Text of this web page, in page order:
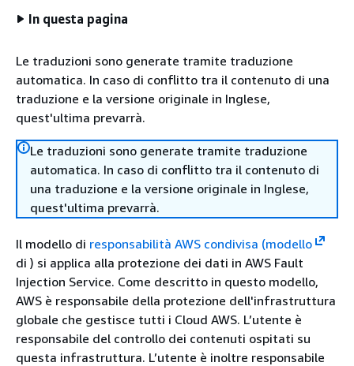
In questa pagina
Le traduzioni sono generate tramite traduzione
automatica. In caso di conflitto tra il contenuto di una
traduzione e la versione originale in Inglese,
quest'ultima prevarrà.
Le traduzioni sono generate tramite traduzione
automatica. In caso di conflitto tra il contenuto di
una traduzione e la versione originale in Inglese,
quest'ultima prevarrà.
Il modello di responsabilità AWS condivisa (modello
di ) si applica alla protezione dei dati in AWS Fault
Injection Service. Come descritto in questo modello,
AWS è responsabile della protezione dell'infrastruttura
globale che gestisce tutti i Cloud AWS. L’utente è
responsabile del controllo dei contenuti ospitati su
questa infrastruttura. L’utente è inoltre responsabile